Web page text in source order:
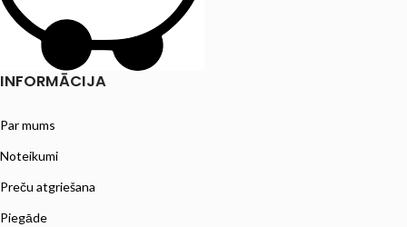
INFORMĀCIJA
Par mums
Noteikumi
Preču atgriešana
Piegāde